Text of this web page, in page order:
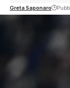
Greta Saponaro